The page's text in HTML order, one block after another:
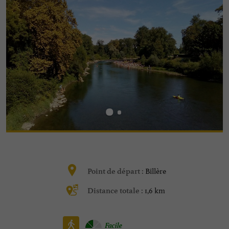
Point de départ : Billère
Distance totale : 1,6 km
Facile